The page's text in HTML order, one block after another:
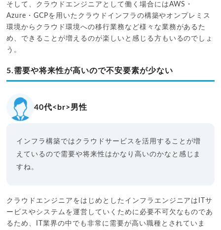
そして、クラウドエンジニアとして働く場合にはAWS・
Azure・GCPを用いたクラウドインフラの構築やオンプレミス
環境からクラウド環境への移行業務など様々な業務があるた
め、できることが増えるのが楽しいと感じる方もいるのでしょ
う。
5.需要や将来性が高いので不安要素が少ない
40代<br>男性
インフラ構築ではクラウドサービスを活用することが増
えているので需要や将来性はかなり高いのかなと感じま
すね。
クラウドエンジニアをはじめとしたインフラエンジニアはITサ
ービスやシステムを運営していくために必要不可欠なものであ
るため、IT業界の中でも非常に需要が高い職種とされていま